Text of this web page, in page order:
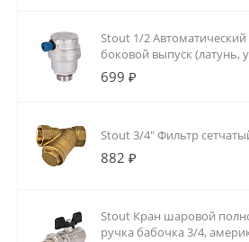
Stout 1/2 Автоматический
боковой выпуск (латунь,
699 ₽
Stout 3/4" Фильтр
882 ₽
Stout Кран шаровой
ручка бабочка 3/4,